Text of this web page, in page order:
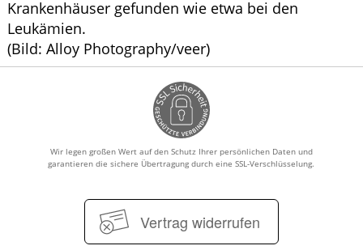
Krankenhäuser gefunden wie etwa bei den
Leukämien.
(Bild: Alloy Photography/veer)
Wir legen großen Wert auf den Schutz Ihrer persönlichen Daten und
garantieren die sichere Übertragung durch eine SSL-Verschlüsselung.
Vertrag widerrufen